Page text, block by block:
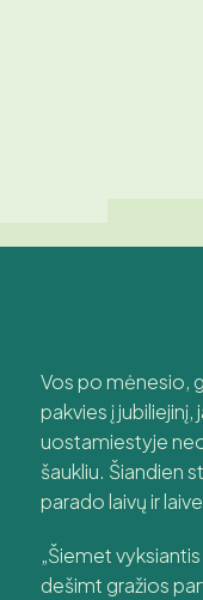
Vos po mėnesio,
pakvies į jubiliejinį,
uostamiestyje
šaukliu. Šiandien
parado laivų ir
„Šiemet
dešimt gražios